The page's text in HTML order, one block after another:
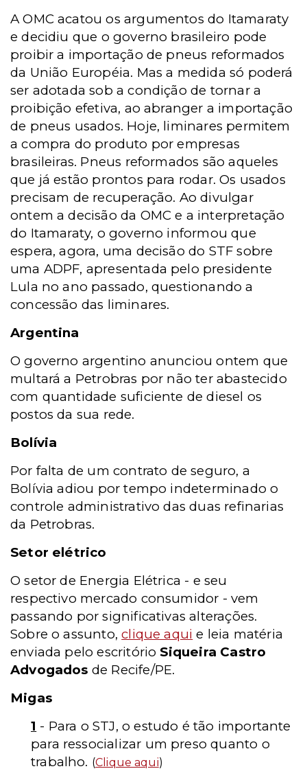
A OMC acatou os argumentos do Itamaraty
e decidiu que o governo brasileiro pode
proibir a importação de pneus reformados
da União Européia. Mas a medida só poderá
ser adotada sob a condição de tornar a
proibição efetiva, ao abranger a importação
de pneus usados. Hoje, liminares permitem
a compra do produto por empresas
brasileiras. Pneus reformados são aqueles
que já estão prontos para rodar. Os usados
precisam de recuperação. Ao divulgar
ontem a decisão da OMC e a interpretação
do Itamaraty, o governo informou que
espera, agora, uma decisão do STF sobre
uma ADPF, apresentada pelo presidente
Lula no ano passado, questionando a
concessão das liminares.
Argentina
O governo argentino anunciou ontem que
multará a Petrobras por não ter abastecido
com quantidade suficiente de diesel os
postos da sua rede.
Bolívia
Por falta de um contrato de seguro, a
Bolívia adiou por tempo indeterminado o
controle administrativo das duas refinarias
da Petrobras.
Setor elétrico
O setor de Energia Elétrica - e seu
respectivo mercado consumidor - vem
passando por significativas alterações.
Sobre o assunto,clique aqui e leia matéria
enviada pelo escritórioSiqueira Castro
Advogados de Recife/PE.
Migas
1 - Para o STJ, o estudo é tão importante
para ressocializar um preso quanto o
trabalho. (Clique aqui)